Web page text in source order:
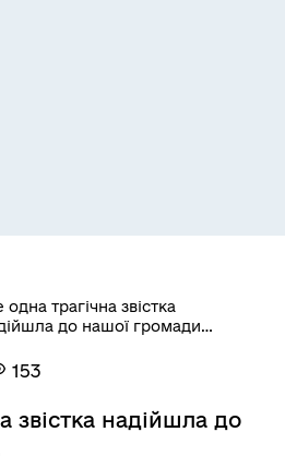
трагічна звістка
до нашої громади…
153
звістка надійшла до